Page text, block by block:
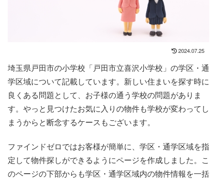
2024.07.25
埼玉県戸田市の小学校「戸田市立喜沢小学校」の学区・通
学区域について記載しています。新しい住まいを探す時に
良くある問題として、お子様の通う学校の問題がありま
す。やっと見つけたお気に入りの物件も学校が変わってし
まうからと断念するケースもございます。
ファインドゼロではお客様が簡単に、学区・通学区域を指
定して物件探しができるようにページを作成しました。こ
のページの下部からも学区・通学区域内の物件情報を一括